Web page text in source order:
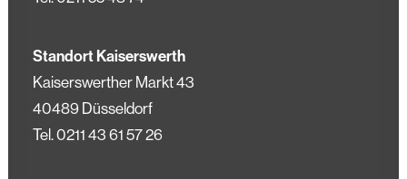
Standort Kaiserswerth
Kaiserswerther Markt 43
40489 Düsseldorf
Tel.0211 43 61 57 26